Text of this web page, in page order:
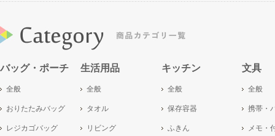
バッグ・ポーチ
全般
おりたたみバッグ
レジカゴバッグ
生活用品
全般
タオル
リビング
キッチン
全般
保存容器
ふきん
文具
全般
携帯・
メモ・